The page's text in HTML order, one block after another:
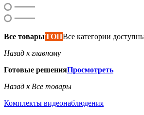
Все товарыТОПВсе категории
Назад к главному
Готовые решенияПросмотреть
Назад к Все товары
Комплекты видеонаблюдения